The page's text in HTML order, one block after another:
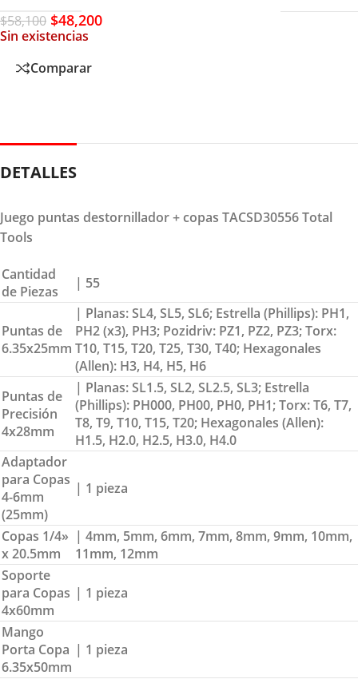
$58,100 $48,200
Sin existencias
Comparar
DETALLES
Juego puntas destornillador + copas TACSD30556 Total
Tools
Cantidad
de Piezas
| 55
Puntas de
6.35x25mm
| Planas: SL4, SL5, SL6; Estrella (Phillips): PH1,
PH2 (x3), PH3; Pozidriv: PZ1, PZ2, PZ3; Torx:
T10, T15, T20, T25, T30, T40; Hexagonales
(Allen): H3, H4, H5, H6
Puntas de
Precisión
4x28mm
| Planas: SL1.5, SL2, SL2.5, SL3; Estrella
(Phillips): PH000, PH00, PH0, PH1; Torx: T6, T7,
T8, T9, T10, T15, T20; Hexagonales (Allen):
H1.5, H2.0, H2.5, H3.0, H4.0
Adaptador
para Copas
4-6mm
(25mm)
| 1 pieza
Copas 1/4»
x 20.5mm
| 4mm, 5mm, 6mm, 7mm, 8mm, 9mm, 10mm,
11mm, 12mm
Soporte
para Copas
4x60mm
| 1 pieza
Mango
Porta Copa
6.35x50mm
| 1 pieza